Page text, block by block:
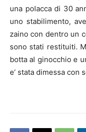
una polacca di 30
uno stabilimento,
zaino con dentro un
sono stati restituiti.
botta al ginocchio e
e’ stata dimessa con